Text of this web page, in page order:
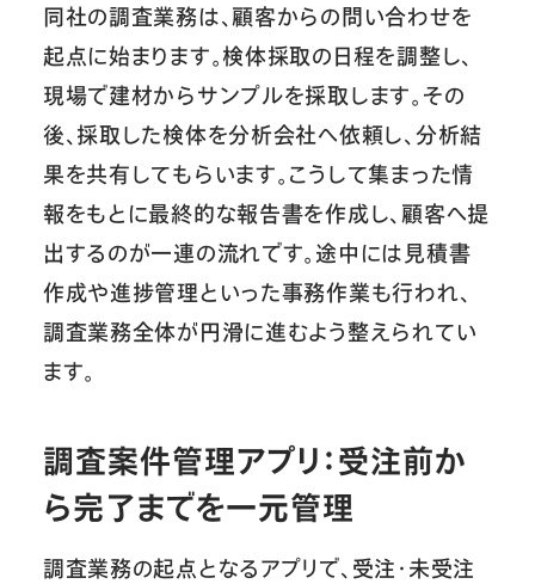
同社の調査業務は、顧客からの問い合わせを
起点に始まります。検体採取の日程を調整し、
現場で建材からサンプルを採取します。その
後、採取した検体を分析会社へ依頼し、分析結
果を共有してもらいます。こうして集まった情
報をもとに最終的な報告書を作成し、顧客へ提
出するのが一連の流れです。途中には見積書
作成や進捗管理といった事務作業も行われ、
調査業務全体が円滑に進むよう整えられてい
ます。
調査案件管理アプリ：受注前か
ら完了までを一元管理
調査業務の起点となるアプリで、受注・未受注